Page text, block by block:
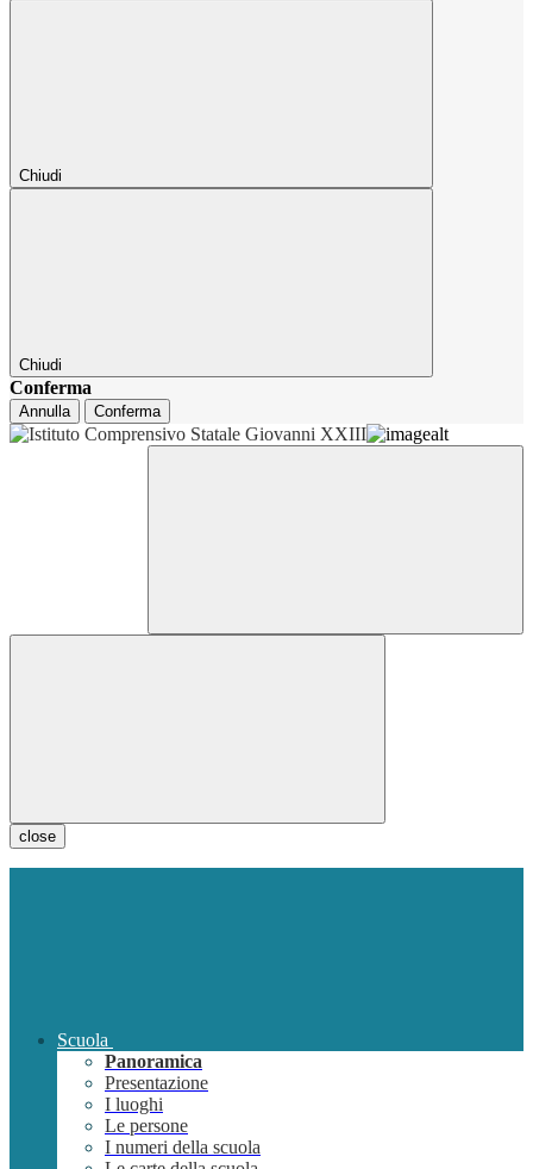
Chiudi
Chiudi
Conferma
Annulla Conferma
close
Scuola
Panoramica
Presentazione
I luoghi
Le persone
I numeri della scuola